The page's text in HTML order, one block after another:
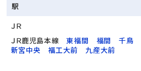
駅
ＪＲ
ＪＲ鹿児島本線
東福間 福間 千鳥
新宮中央
福工大前 九産大前